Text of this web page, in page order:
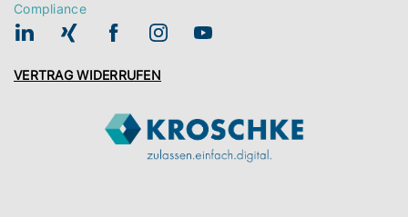
Compliance
VERTRAG WIDERRUFEN